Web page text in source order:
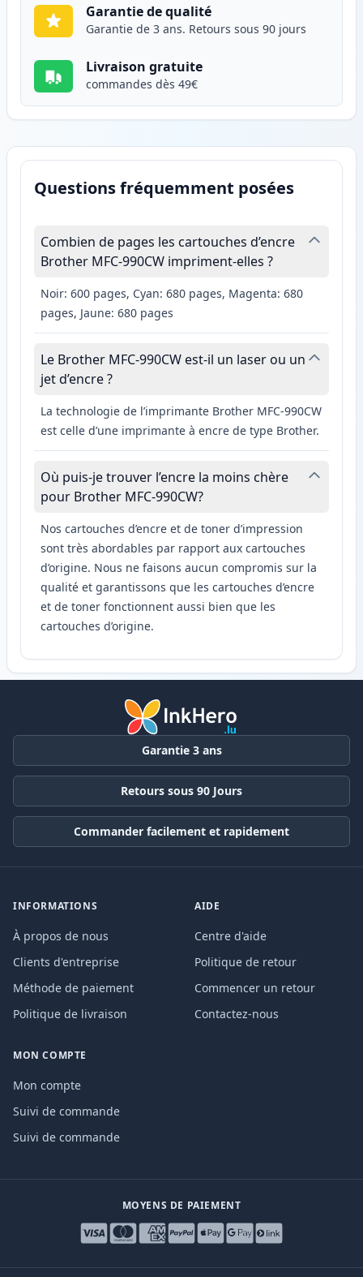
Garantie de qualité
Garantie de 3 ans. Retours sous 90 jours
Livraison gratuite
commandes dès 49€
Questions fréquemment posées
Combien de pages les cartouches d’encre
Brother MFC-990CW impriment-elles ?
Noir: 600 pages, Cyan: 680 pages, Magenta: 680
pages, Jaune: 680 pages
Le Brother MFC-990CW est-il un laser ou un
jet d’encre ?
La technologie de l’imprimante Brother MFC-990CW
est celle d’une imprimante à encre de type Brother.
Où puis-je trouver l’encre la moins chère
pour Brother MFC-990CW?
Nos cartouches d’encre et de toner d’impression
sont très abordables par rapport aux cartouches
d’origine. Nous ne faisons aucun compromis sur la
qualité et garantissons que les cartouches d’encre
et de toner fonctionnent aussi bien que les
cartouches d’origine.
Garantie 3 ans
Retours sous 90 Jours
Commander facilement et rapidement
INFORMATIONS
À propos de nous
Clients d'entreprise
Méthode de paiement
Politique de livraison
AIDE
Centre d'aide
Politique de retour
Commencer un retour
Contactez-nous
MON COMPTE
Mon compte
Suivi de commande
Suivi de commande
MOYENS DE PAIEMENT